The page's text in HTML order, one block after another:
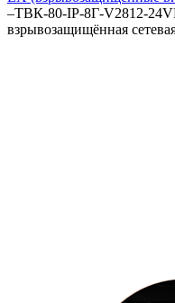
–ТВК-80-IP-8Г-V2812-
взрывозащищённая